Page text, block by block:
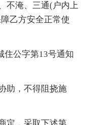
不淹、三通(户内上
乙方安全正常使
住公字第13号通知
助，不得阻挠施